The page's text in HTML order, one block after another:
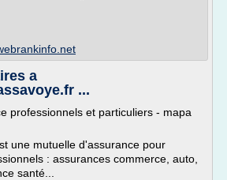
a
...
professionnels et particuliers - mapa
une mutuelle d'assurance pour
: assurances commerce, auto,
santé...